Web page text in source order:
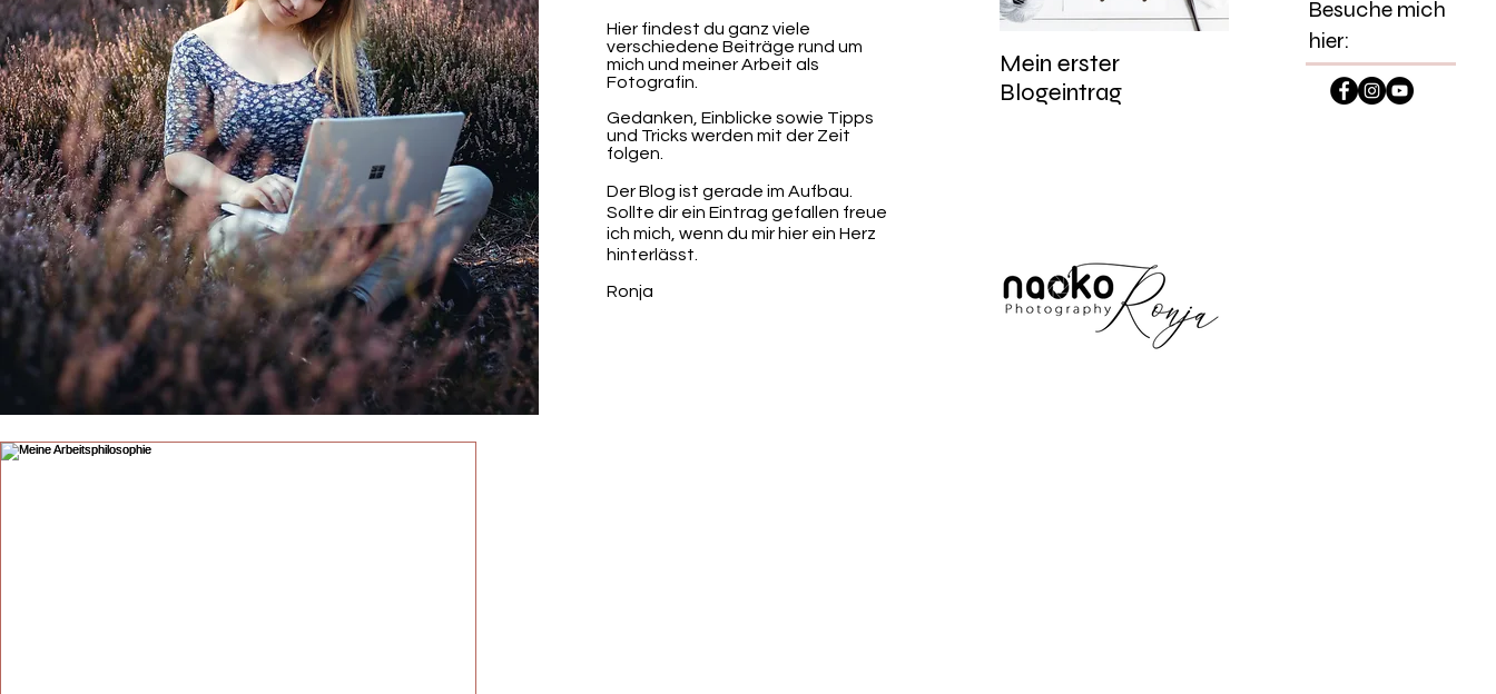
Hier findest du ganz viele
verschiedene Beiträge rund um
mich und meiner Arbeit als
Fotografin.
Gedanken, Einblicke sowie Tipps
und Tricks werden mit der Zeit
folgen.
Der Blog ist gerade im Aufbau.
Sollte dir ein Eintrag gefallen freue
ich mich, wenn du mir hier ein Herz
hinterlässt.
Ronja
Mein erster
Blogeintrag
Besuche mich
hier: